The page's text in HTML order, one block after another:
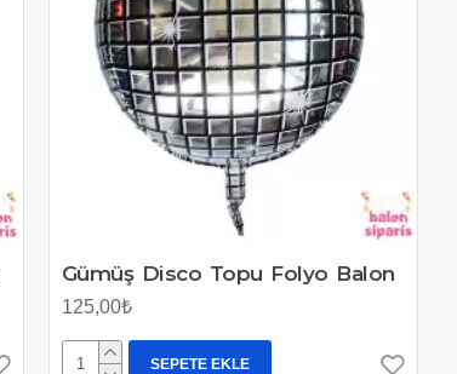
Gümüş Disco Topu Folyo Balon
125,00₺
SEPETE EKLE